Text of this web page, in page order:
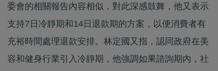
委會的相關報告內容相似，對此深感鼓舞，他又表示
支持7日冷靜期和14日退款期的方案，以便消費者有
充裕時間處理退款安排。林定國又指，認同政府在美
容和健身行業引入冷靜期，他強調如果諮詢期內，社